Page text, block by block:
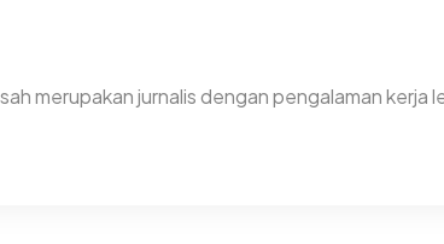
merupakan jurnalis dengan pengalaman kerja